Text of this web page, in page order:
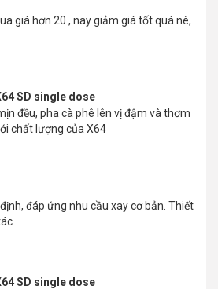
giá hơn 20 , nay giảm giá tốt quá nè,
SD single dose
đều, pha cà phê lên vị đậm và thơm
chất lượng của X64
đáp ứng nhu cầu xay cơ bản. Thiết
SD single dose